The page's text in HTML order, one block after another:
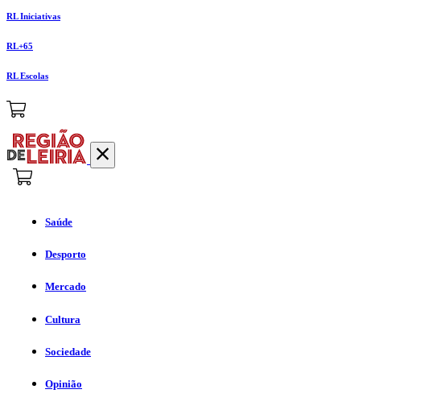
RL Iniciativas
RL+65
RL Escolas
Saúde
Desporto
Mercado
Cultura
Sociedade
Opinião